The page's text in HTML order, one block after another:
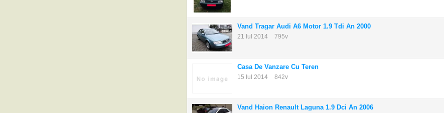
Vand Tragar Audi A6 Motor 1.9 Tdi An 2000
21 Iul 2014 795v
Casa De Vanzare Cu Teren
15 Iul 2014 842v
Vand Haion Renault Laguna 1.9 Dci An 2006